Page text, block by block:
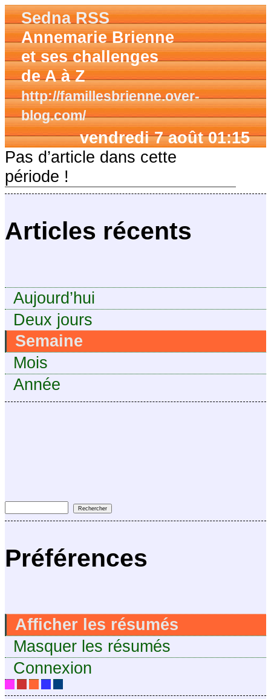
Sedna RSS
Annemarie Brienne
et ses challenges
de A à Z
http://famillesbrienne.over-
blog.com/
vendredi 7 août 01:15
Articles récents
Aujourd’hui
Deux jours
Semaine
Mois
Année
Préférences
Afficher les résumés
Masquer les résumés
Connexion
Pas d’article dans cette
période !